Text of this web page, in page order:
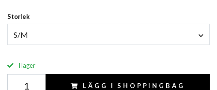
Storlek
S/M
I lager
LÄGG I SHOPPINGBAG